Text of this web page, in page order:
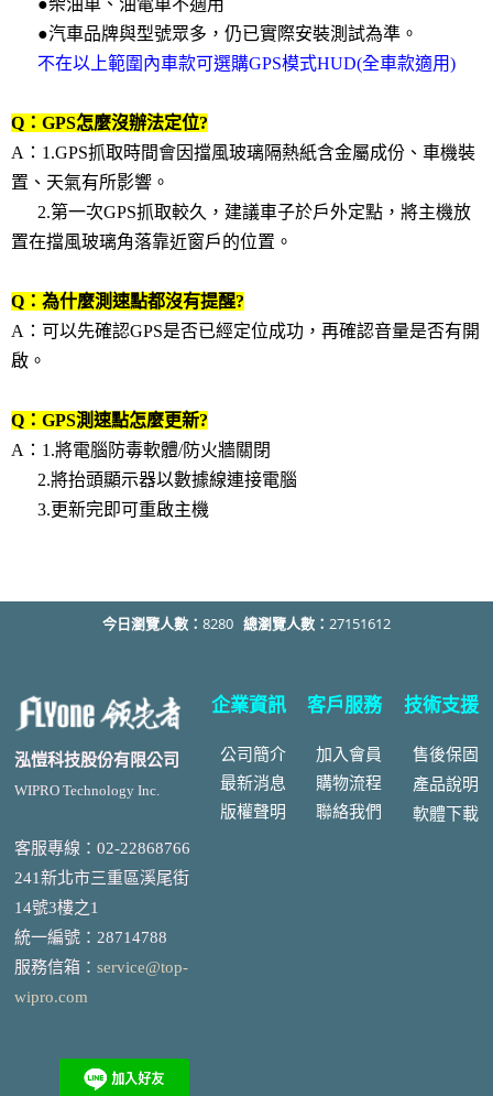
●汽車品牌與型號眾多，仍已實際安裝測試為準。
不在以上範圍內車款可選購GPS模式HUD(全車款適用)
Q：GPS怎麼沒辦法定位?
A：1.GPS抓取時間會因擋風玻璃隔熱紙含金屬成份、車機裝
置、天氣有所影響。
2.第一次GPS抓取較久，建議車子於戶外定點，將主機放
置在擋風玻璃角落靠近窗戶的位置。
Q：為什麼測速點都沒有提醒?
A：可以先確認GPS是否已經定位成功，再確認音量是否有開
啟。
Q：GPS測速點怎麼更新?
A：1.將電腦防毒軟體/防火牆關閉
2.將抬頭顯示器以數據線連接電腦
3.更新完即可重啟主機
今日瀏覽人數： 8280 總瀏覽人數： 27151612
泓愷科技股份有限公司
WIPRO Technology Inc.
客服專線：02-22868766
241新北市三重區溪尾街
14號3樓之1
統一編號 ： 28714788
服務信箱： service@top-
wipro.com
企業資訊
公司簡介
最新消息
版權聲明
客戶服務
加入會員
購物流程
聯絡我們
技術支援
售後保固
產品說明
軟體下載